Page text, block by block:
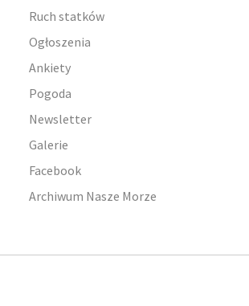
Ruch statków
Ogłoszenia
Ankiety
Pogoda
Newsletter
Galerie
Facebook
Archiwum Nasze Morze